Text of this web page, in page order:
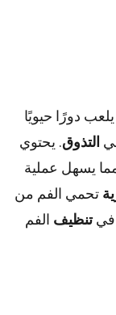
يلعب دورًا حيويًا
التذوق. يحتوي
يسهل عملية
تحمي الفم من
فيتنظيف الفم